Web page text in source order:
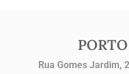
Rua Gomes Jardim,